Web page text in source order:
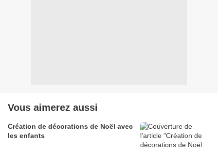
Vous aimerez aussi
Création de décorations de Noël avec
les enfants